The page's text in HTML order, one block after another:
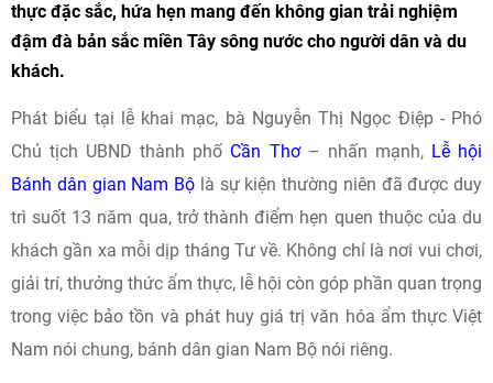
thực đặc sắc, hứa hẹn mang đến không gian trải nghiệm
đậm đà bản sắc miền Tây sông nước cho người dân và du
khách.
Phát biểu tại lễ khai mạc, bà Nguyễn Thị Ngọc Điệp - Phó
Chủ tịch UBND thành phố Cần Thơ– nhấn mạnh, Lễ hội
Bánh dân gian Nam Bộ là sự kiện thường niên đã được duy
trì suốt 13 năm qua, trở thành điểm hẹn quen thuộc của du
khách gần xa mỗi dịp tháng Tư về. Không chỉ là nơi vui chơi,
giải trí, thưởng thức ẩm thực, lễ hội còn góp phần quan trọng
trong việc bảo tồn và phát huy giá trị văn hóa ẩm thực Việt
Nam nói chung, bánh dân gian Nam Bộ nói riêng.